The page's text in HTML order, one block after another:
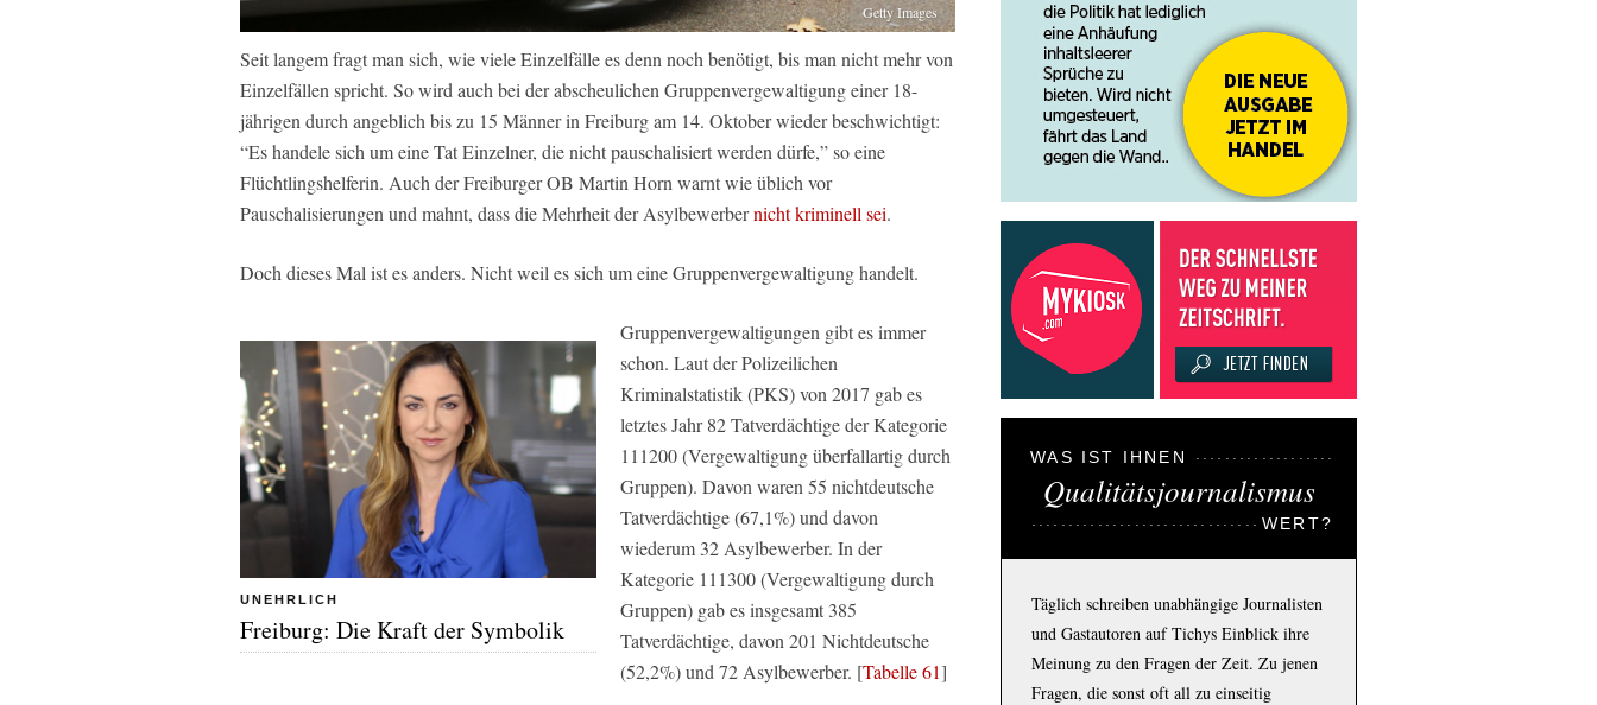
Getty Images
Seit langem fragt man sich, wie viele Einzelfälle es denn noch benötigt, bis man nicht mehr von
Einzelfällen spricht. So wird auch bei der abscheulichen Gruppenvergewaltigung einer 18-
jährigen durch angeblich bis zu 15 Männer in Freiburg am 14. Oktober wieder beschwichtigt:
“Es handele sich um eine Tat Einzelner, die nicht pauschalisiert werden dürfe,” so eine
Flüchtlingshelferin. Auch der Freiburger OB Martin Horn warnt wie üblich vor
Pauschalisierungen und mahnt, dass die Mehrheit der Asylbewerbernicht kriminell sei.
Doch dieses Mal ist es anders. Nicht weil es sich um eine Gruppenvergewaltigung handelt.
UNEHRLICH
Freiburg: Die Kraft der Symbolik
Gruppenvergewaltigungen gibt es immer
schon. Laut der Polizeilichen
Kriminalstatistik (PKS) von 2017 gab es
letztes Jahr 82 Tatverdächtige der Kategorie
111200 (Vergewaltigung überfallartig durch
Gruppen). Davon waren 55 nichtdeutsche
Tatverdächtige (67,1%) und davon
wiederum 32 Asylbewerber. In der
Kategorie 111300 (Vergewaltigung durch
Gruppen) gab es insgesamt 385
Tatverdächtige, davon 201 Nichtdeutsche
(52,2%) und 72 Asylbewerber. [Tabelle 61]
WAS IST IHNEN
Qualitätsjournalismus
WERT?
Täglich schreiben unabhängige Journalisten
und Gastautoren auf Tichys Einblick ihre
Meinung zu den Fragen der Zeit. Zu jenen
Fragen, die sonst oft all zu einseitig